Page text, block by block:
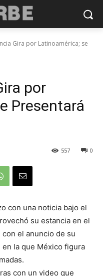
Gira por Latinoamérica; se
por
Presentará
0
557
con una noticia bajo el
su estancia en el
el anuncio de su
la que México figura
con un video que